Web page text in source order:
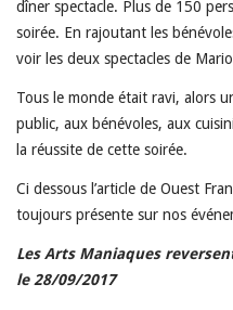
dîner spectacle. Plus de 150
soirée. En rajoutant les
voir les deux spectacles de
Tous le monde était ravi, alors
public, aux bénévoles, aux
la réussite de cette soirée.
Ci dessous l’article de Ouest
toujours présente sur nos
Les Arts Maniaques
le 28/09/2017